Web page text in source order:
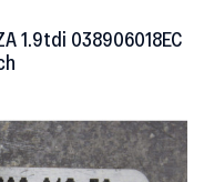
1.9tdi 038906018EC